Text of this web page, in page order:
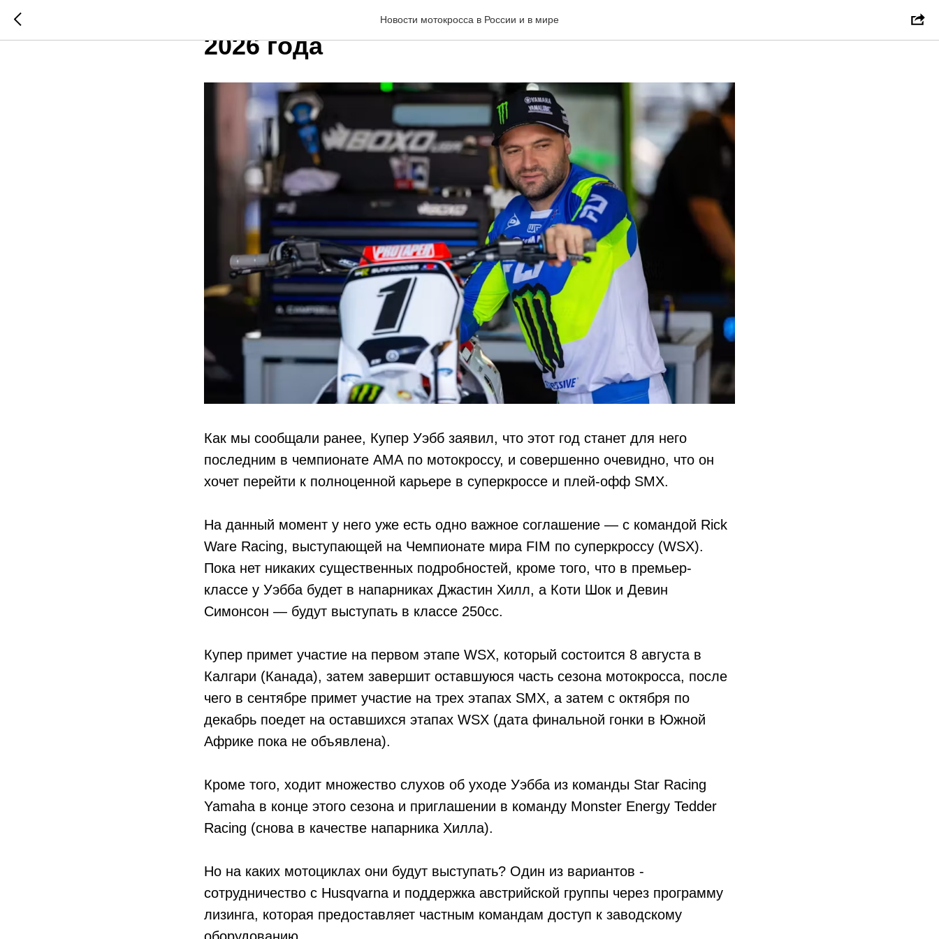
Новости мотокросса в России и в мире
Купер Уэбб примет участие в серии WSX
2026 года
Как мы сообщали ранее, Купер Уэбб заявил, что этот год станет для него
последним в чемпионате АМА по мотокроссу, и совершенно очевидно, что он
хочет перейти к полноценной карьере в суперкроссе и плей-офф SMX.
На данный момент у него уже есть одно важное соглашение — с командой Rick
Ware Racing, выступающей на Чемпионате мира FIM по суперкроссу (WSX).
Пока нет никаких существенных подробностей, кроме того, что в премьер-
классе у Уэбба будет в напарниках Джастин Хилл, а Коти Шок и Девин
Симонсон — будут выступать в классе 250сс.
Купер примет участие на первом этапе WSX, который состоится 8 августа в
Калгари (Канада), затем завершит оставшуюся часть сезона мотокросса, после
чего в сентябре примет участие на трех этапах SMX, а затем с октября по
декабрь поедет на оставшихся этапах WSX (дата финальной гонки в Южной
Африке пока не объявлена).
Кроме того, ходит множество слухов об уходе Уэбба из команды Star Racing
Yamaha в конце этого сезона и приглашении в команду Monster Energy Tedder
Racing (снова в качестве напарника Хилла).
Но на каких мотоциклах они будут выступать? Один из вариантов -
сотрудничество с Husqvarna и поддержка австрийской группы через программу
лизинга, которая предоставляет частным командам доступ к заводскому
оборудованию.